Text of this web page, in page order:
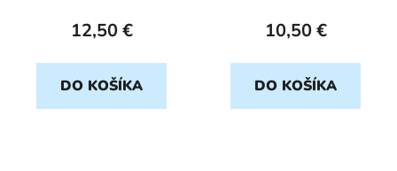
12,50 €
DO KOŠÍKA
10,50 €
DO KOŠÍKA